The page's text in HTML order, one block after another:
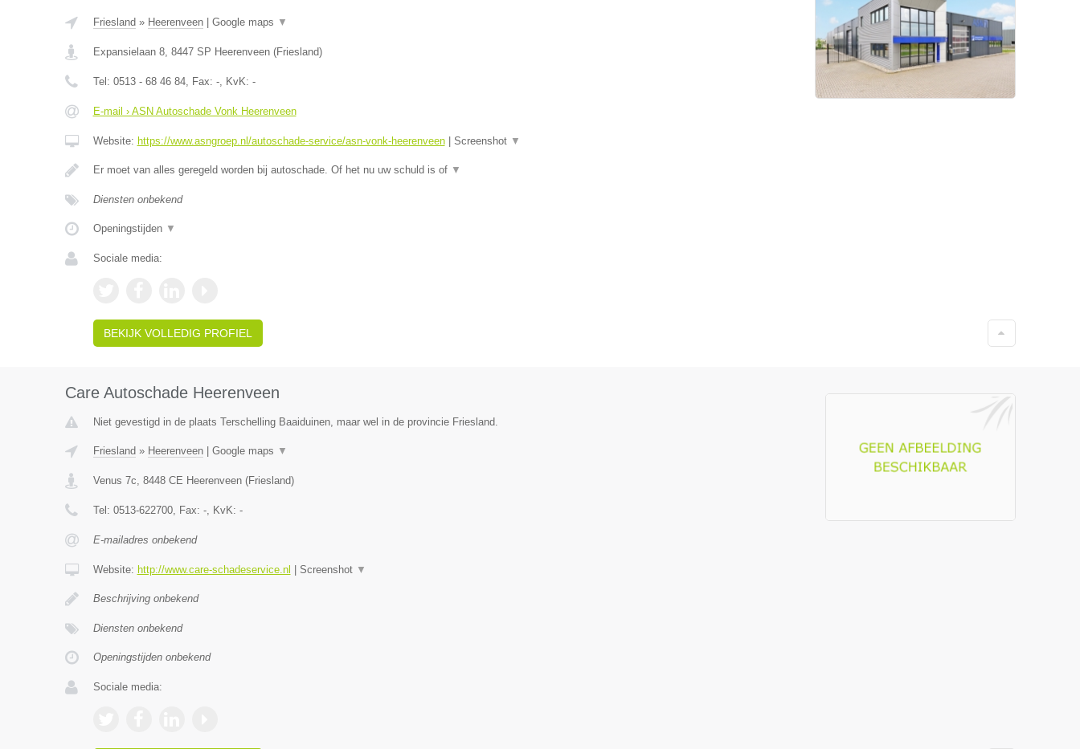
Friesland » Heerenveen| Google maps ▼
Expansielaan 8, 8447 SP Heerenveen(Friesland)
Tel: 0513 - 68 46 84, Fax: -, KvK: -
E-mail › ASN Autoschade Vonk Heerenveen
Website: https://www.asngroep.nl/autoschade-service/asn-vonk-heerenveen| Screenshot ▼
Er moet van alles geregeld worden bij autoschade. Of het nu uw schuld is of ▼
Diensten onbekend
Openingstijden ▼
Sociale media:
BEKIJK VOLLEDIG PROFIEL
Care Autoschade Heerenveen
Niet gevestigd in de plaats Terschelling Baaiduinen, maar wel in de provincie Friesland.
Friesland » Heerenveen| Google maps ▼
Venus 7c, 8448 CE Heerenveen(Friesland)
Tel: 0513-622700, Fax: -, KvK: -
E-mailadres onbekend
Website: http://www.care-schadeservice.nl Screenshot ▼
Beschrijving onbekend
Diensten onbekend
Openingstijden onbekend
Sociale media: